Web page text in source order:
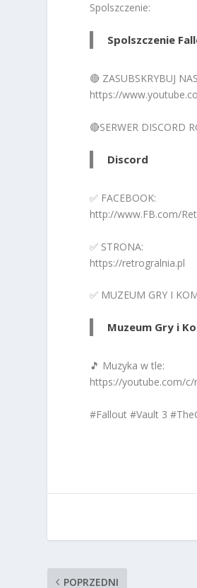
Spolszczenie:
Spolszczenie
🔴 ZASUBSKRYBUJ
https://
🔴SERWER DISCORD
Discord
✅ FACEBOOK:
http://www.FB.com/
✅ STRONA:
https://retrogralnia.pl
✅ MUZEUM GRY I
Muzeum Gry i
🎵 Muzyka w tle:
https://youtube.com/
#Fallout #Vault 3
POPRZEDNI